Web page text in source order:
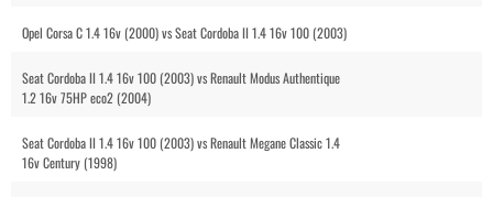
Opel Corsa C 1.4 16v (2000) vs Seat Cordoba II 1.4 16v 100 (2003)
Seat Cordoba II 1.4 16v 100 (2003) vs Renault Modus Authentique
1.2 16v 75HP eco2 (2004)
Seat Cordoba II 1.4 16v 100 (2003) vs Renault Megane Classic 1.4
16v Century (1998)